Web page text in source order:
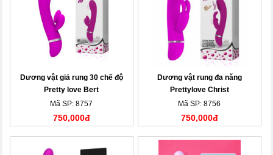
Dương vật giả rung 30 chế độ
Pretty love Bert
Mã SP: 8757
750,000đ
Dương vật rung đa năng
Prettylove Christ
Mã SP: 8756
750,000đ